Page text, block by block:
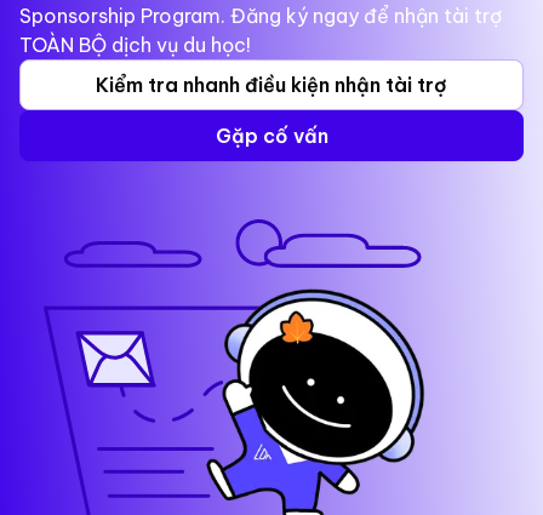
Sponsorship Program. Đăng ký ngay để nhận tài trợ
TOÀN BỘ dịch vụ du học!
Kiểm tra nhanh điều kiện nhận tài trợ
Gặp cố vấn